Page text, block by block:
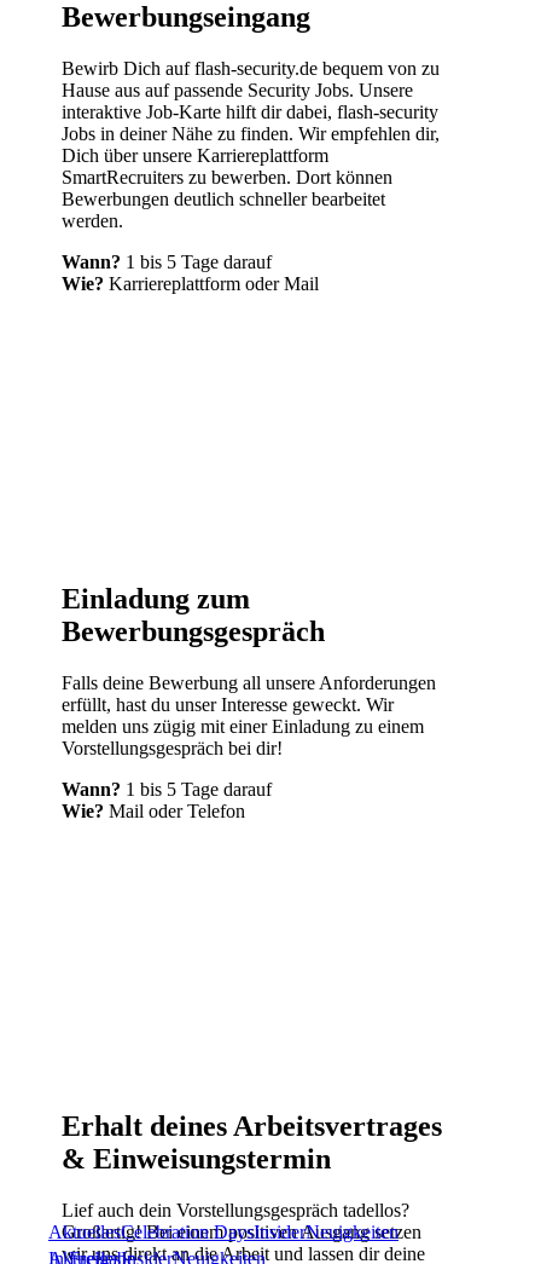
Bewerbungseingang
Bewirb Dich auf flash-security.de bequem von zu
Hause aus auf passende Security Jobs. Unsere
interaktive Job-Karte hilft dir dabei, flash-security
Jobs in deiner Nähe zu finden. Wir empfehlen dir,
Dich über unsere Karriereplattform
SmartRecruiters zu bewerben. Dort können
Bewerbungen deutlich schneller bearbeitet
werden.
Wann? 1 bis 5 Tage darauf
Wie? Karriereplattform oder Mail
Einladung zum
Bewerbungsgespräch
Falls deine Bewerbung all unsere Anforderungen
erfüllt, hast du unser Interesse geweckt. Wir
melden uns zügig mit einer Einladung zu einem
Vorstellungsgespräch bei dir!
Wann? 1 bis 5 Tage darauf
Wie? Mail oder Telefon
Erhalt deines Arbeitsvertrages
& Einweisungstermin
Lief auch dein Vorstellungsgespräch tadellos?
Großartig! Bei einem positiven Ausgang setzen
wir uns direkt an die Arbeit und lassen dir deine
In Freigabe
AktuellesInsiderNeuigkeiten
AktuellesCelebration DaysInsiderNeuigkeiten